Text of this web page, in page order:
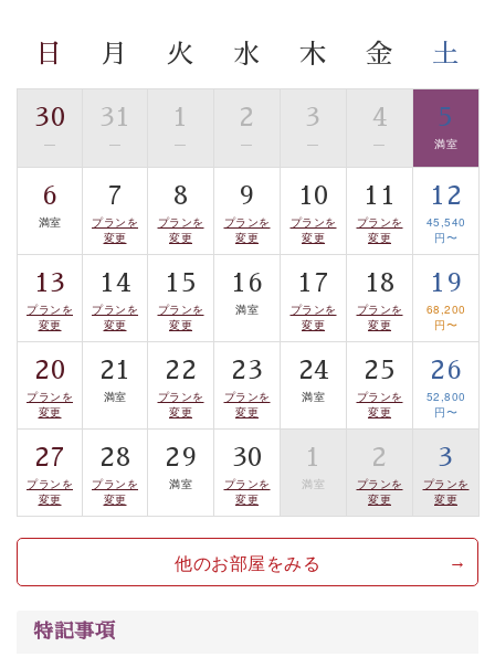
・9月26日(土) 19:00〜（ご夕食時間 17:30〜）
・10月31日(土) 17:30〜（ご夕食時間 18:00〜）
※打ち上げ時間は、お日にちによって異なりますので、
ご注意ください。
※ご夕食時間は、お日にちによって決まっておりますの
で、予めご了承ください。
※花火は天候により中止となる場合がございますので、
予めご了承ください。また、中止に伴う返金などもござ
いません。
※湖部分眺望、街側客室は、お部屋から花火をご覧いた
だけません。
※光神12畳の客室は湖側に面しておりますが、低層階の
日 月 火 水 木 金 土
30
—
31
—
1
—
2
—
3
—
4
—
5
満室
6
満室
7
プランを
変更
8
プランを
変更
9
プランを
変更
10
プランを
変更
11
プランを
変更
12
45,540
円〜
13
プランを
変更
14
プランを
変更
15
プランを
変更
16
満室
17
プランを
変更
18
プランを
変更
19
68,200
円〜
20
プランを
変更
21
満室
22
プランを
変更
23
プランを
変更
24
満室
25
プランを
変更
26
52,800
円〜
27
プランを
変更
28
プランを
変更
29
満室
30
プランを
変更
1
満室
2
プランを
変更
3
プランを
変更
他のお部屋をみる
特記事項